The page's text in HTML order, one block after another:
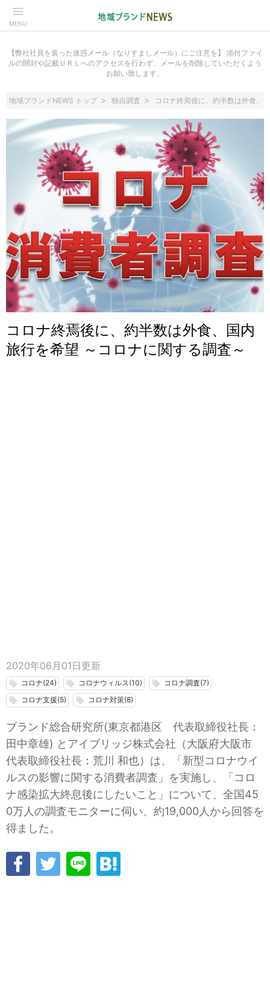
MENU
【弊社社員を装った迷惑メール（なりすましメール）にご注意を】 添付ファイ
ルの開封や記載ＵＲＬへのアクセスを行わず、メールを削除していただくよう
お願い致します。
地域ブランドNEWS トップ 独自調査 コロナ終焉後に、約半数は外食、
コロナ終焉後に、約半数は外食、国内
旅行を希望 ～コロナに関する調査～
2020年06月01日 更新
local_offer コロナ(24) local_offer コロナウィルス(10) local_offer コロナ調査(7)
local_offer コロナ支援(5) local_offer コロナ対策(8)
ブランド総合研究所(東京都港区 代表取締役社長：
田中章雄) とアイブリッジ株式会社（大阪府大阪市
代表取締役社長：荒川 和也）は、「新型コロナウイ
ルスの影響に関する消費者調査」を実施し、「コロ
ナ感染拡大終息後にしたいこと」について、全国45
0万人の調査モニターに伺い、約19,000人から回答を
得ました。